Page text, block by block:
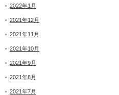
2022年1月
2021年12月
2021年11月
2021年10月
2021年9月
2021年8月
2021年7月